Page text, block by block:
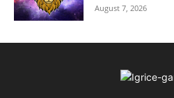
August 7, 2026